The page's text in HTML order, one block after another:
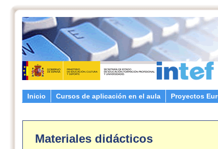
Inicio Cursos de aplicación en el aula Proyectos
Materiales didácticos